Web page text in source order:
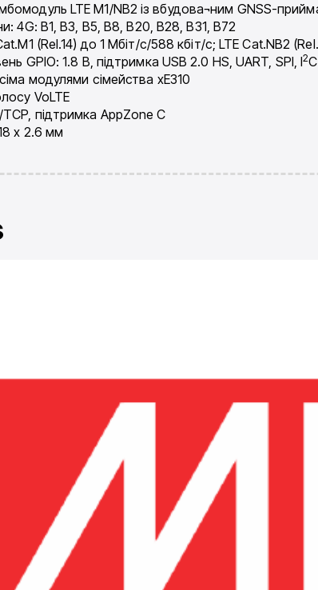
LTE M1/NB2 із вбудова¬ним GNSS-
4G: B1, B3, B5, B8, B20, B28, B31, B72
(Rel.14) до 1 Мбіт/с/588 кбіт/с; LTE Cat.NB2
GPIO: 1.8 В, підтримка USB 2.0 HS, UART, SPI, I2C
модулями сімейства xE310
VoLTE
підтримка AppZone C
x 2.6 мм